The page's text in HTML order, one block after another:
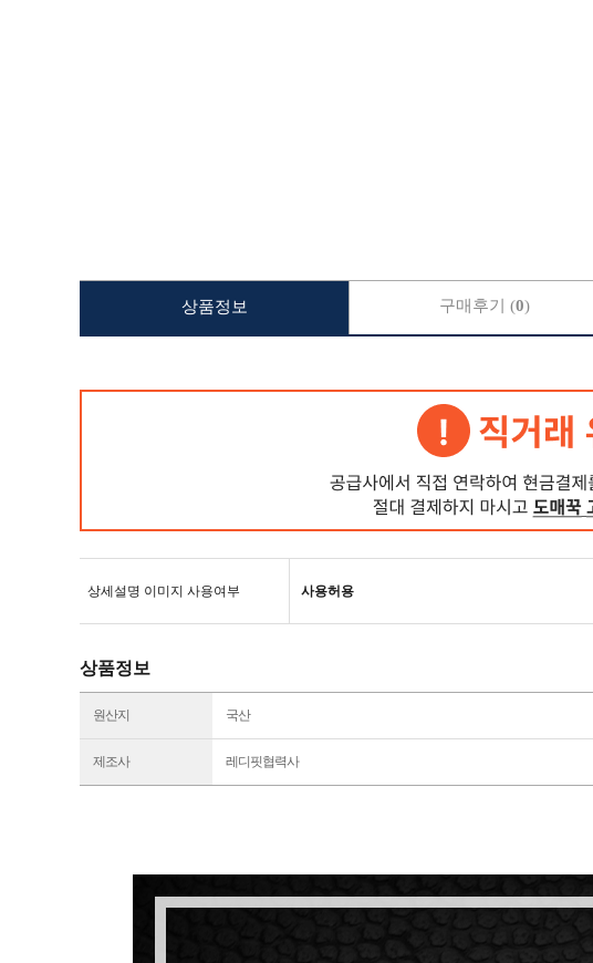
상세설명 이미지 사용여부 사용허용
상품정보
원산지 국산
제조사 레디핏협력사
상품정보 구매후기 (0)